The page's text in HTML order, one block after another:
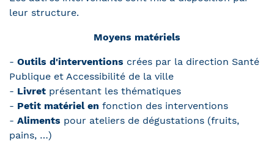
leur structure.
Moyens matériels
- Outils d'interventions crées par la direction Santé
Publique et Accessibilité de la ville
- Livret présentant les thématiques
- Petit matériel en fonction des interventions
- Aliments pour ateliers de dégustations (fruits,
pains, …)